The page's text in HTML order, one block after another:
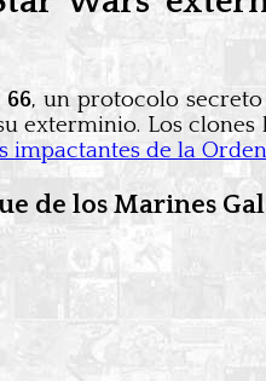
66, un protocolo
exterminio. Los clones
impactantes de la
de los Marines